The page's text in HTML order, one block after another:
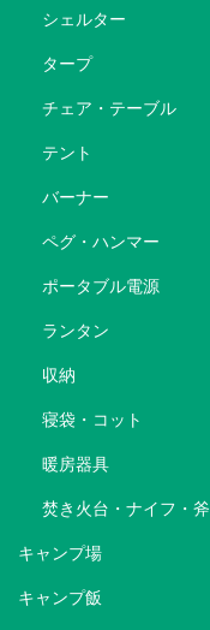
シェルター
タープ
チェア・テーブル
テント
バーナー
ペグ・ハンマー
ポータブル電源
ランタン
収納
寝袋・コット
暖房器具
焚き火台・ナイフ・斧
キャンプ場
キャンプ飯